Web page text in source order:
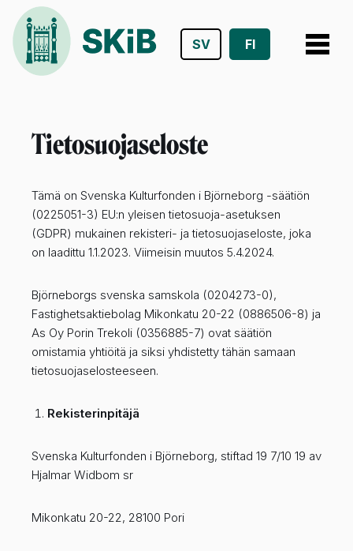
Siirry
SV FI
Tietosuojaseloste
Tämä on Svenska Kulturfonden i Björneborg -säätiön
(0225051-3) EU:n yleisen tietosuoja-asetuksen
(GDPR) mukainen rekisteri- ja tietosuojaseloste, joka
on laadittu 1.1.2023. Viimeisin muutos 5.4.2024.
Björneborgs svenska samskola (0204273-0),
Fastighetsaktiebolag Mikonkatu 20-22 (0886506-8) ja
As Oy Porin Trekoli (0356885-7) ovat säätiön
omistamia yhtiöitä ja siksi yhdistetty tähän samaan
tietosuojaselosteeseen.
Rekisterinpitäjä
Svenska Kulturfonden i Björneborg, stiftad 19 7/10 19 av
Hjalmar Widbom sr
Mikonkatu 20-22, 28100 Pori